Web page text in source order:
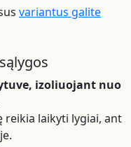
variantus galite
izoliuojant nuo
reikia laikyti lygiai, ant